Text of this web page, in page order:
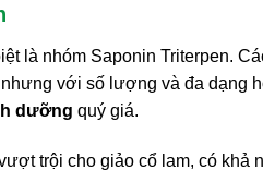
là nhóm Saponin Triterpen.
với số lượng và đa dạng
dưỡng quý giá.
trội cho giảo cổ lam, có khả